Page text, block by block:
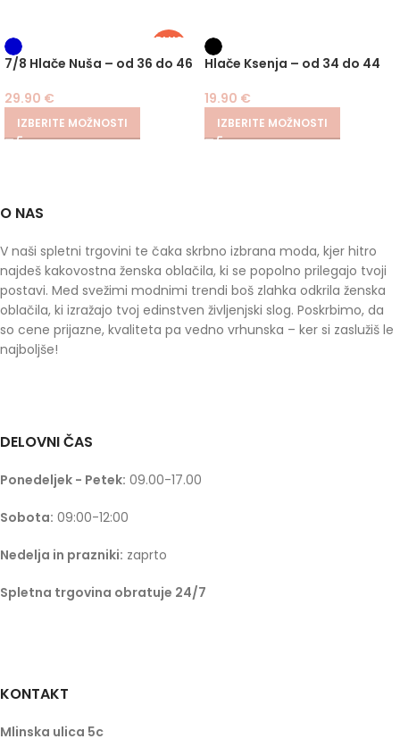
PLUS
7/8 Hlače Nuša – od 36 do 46
29.90 €
IZBERITE MOŽNOSTI
Hlače Ksenja – od 34 do 44
19.90 €
IZBERITE MOŽNOSTI
O NAS
V naši spletni trgovini te čaka skrbno izbrana moda, kjer hitro
najdeš kakovostna ženska oblačila, ki se popolno prilegajo tvoji
postavi. Med svežimi modnimi trendi boš zlahka odkrila ženska
oblačila, ki izražajo tvoj edinstven življenjski slog. Poskrbimo, da
so cene prijazne, kvaliteta pa vedno vrhunska – ker si zaslužiš le
najboljše!
DELOVNI ČAS
Ponedeljek - Petek: 09.00-17.00
Sobota: 09:00-12:00
Nedelja in prazniki: zaprto
Spletna trgovina obratuje 24/7
KONTAKT
Mlinska ulica 5c